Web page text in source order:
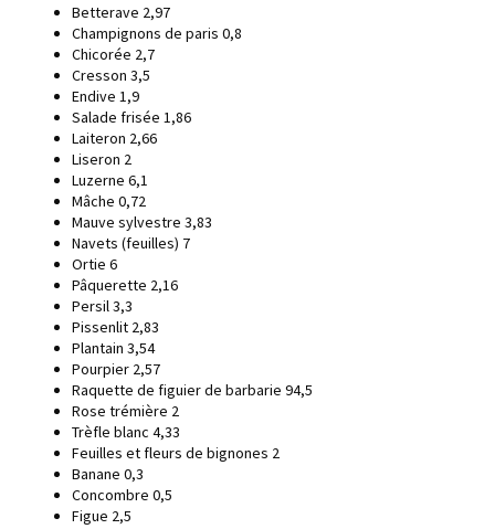
Betterave 2,97
Champignons de paris 0,8
Chicorée 2,7
Cresson 3,5
Endive 1,9
Salade frisée 1,86
Laiteron 2,66
Liseron 2
Luzerne 6,1
Mâche 0,72
Mauve sylvestre 3,83
Navets (feuilles) 7
Ortie 6
Pâquerette 2,16
Persil 3,3
Pissenlit 2,83
Plantain 3,54
Pourpier 2,57
Raquette de figuier de barbarie 94,5
Rose trémière 2
Trèfle blanc 4,33
Feuilles et fleurs de bignones 2
Banane 0,3
Concombre 0,5
Figue 2,5